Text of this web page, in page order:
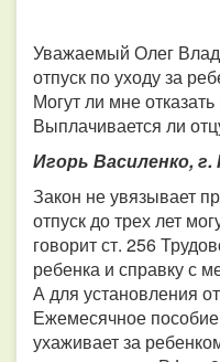
Уважаемый Олег
отпуск по уходу за
Могут ли мне
Выплачивается ли
Игорь Василенко,
Закон не увязывает
отпуск до трех лет
говорит ст. 256
ребенка и справку с
А для установления
Ежемесячное
ухаживает за